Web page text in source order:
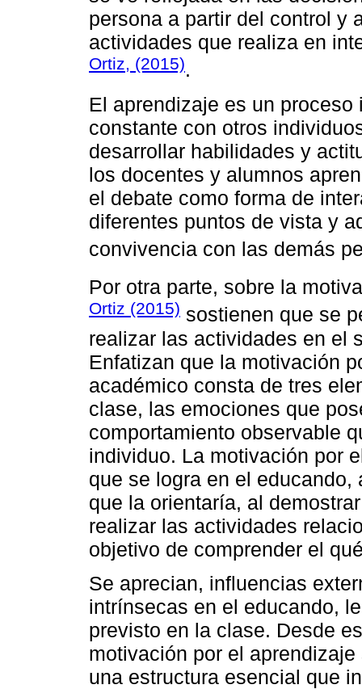
persona a partir del control y
actividades que realiza en
Ortiz, (2015).
El aprendizaje es un
constante con otros
desarrollar habilidades y
los docentes y alumnos
el debate como forma de
diferentes puntos de vista y
convivencia con las demás
Por otra parte, sobre la
Ortiz (2015) sostienen que se
realizar las actividades en el
Enfatizan que la motivación
académico consta de tres
clase, las emociones que
comportamiento observable
individuo. La motivación por
que se logra en el
que la orientaría, al
realizar las actividades
objetivo de comprender el
Se aprecian, influencias
intrínsecas en el educando,
previsto en la clase. Desde
motivación por el
una estructura esencial que